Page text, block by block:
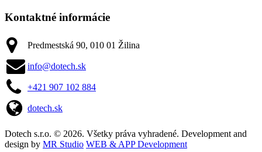
Kontaktné informácie
Predmestská 90, 010 01 Žilina
info@dotech.sk
+421 907 102 884
dotech.sk
Dotech s.r.o. © 2026. Všetky práva vyhradené. Development and
design by MR Studio WEB & APP Development